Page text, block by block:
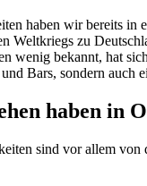
haben wir bereits in
zu
wenig bekannt, hat
Bars, sondern auch
haben in
sind vor allem von